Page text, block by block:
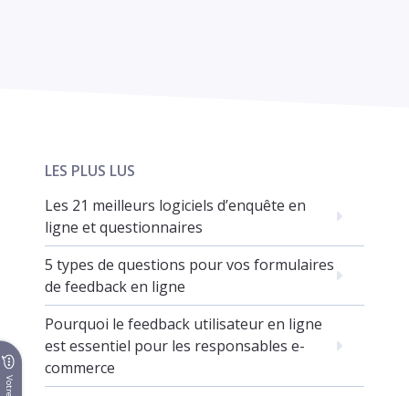
LES PLUS LUS
Les 21 meilleurs logiciels d’enquête en
ligne et questionnaires
5 types de questions pour vos formulaires
de feedback en ligne
Pourquoi le feedback utilisateur en ligne
est essentiel pour les responsables e-
commerce